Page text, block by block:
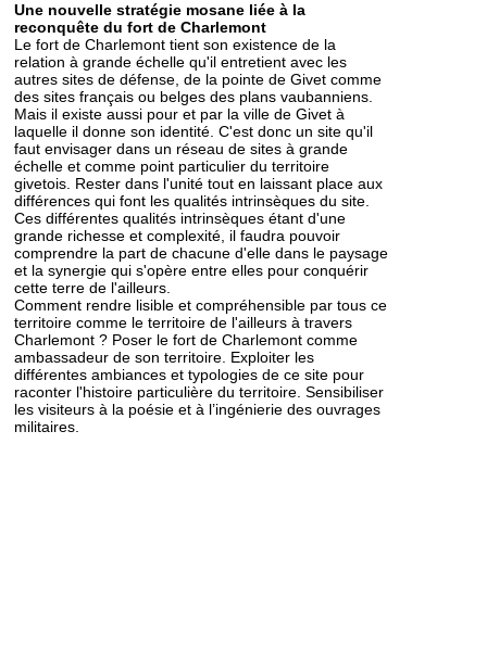
Une nouvelle stratégie mosane liée à la
reconquête du fort de Charlemont
Le fort de Charlemont tient son existence de la
relation à grande échelle qu'il entretient avec les
autres sites de défense, de la pointe de Givet comme
des sites français ou belges des plans vaubanniens.
Mais il existe aussi pour et par la ville de Givet à
laquelle il donne son identité. C'est donc un site qu'il
faut envisager dans un réseau de sites à grande
échelle et comme point particulier du territoire
givetois. Rester dans l'unité tout en laissant place aux
différences qui font les qualités intrinsèques du site.
Ces différentes qualités intrinsèques étant d'une
grande richesse et complexité, il faudra pouvoir
comprendre la part de chacune d'elle dans le paysage
et la synergie qui s'opère entre elles pour conquérir
cette terre de l'ailleurs.
Comment rendre lisible et compréhensible par tous ce
territoire comme le territoire de l'ailleurs à travers
Charlemont ? Poser le fort de Charlemont comme
ambassadeur de son territoire. Exploiter les
différentes ambiances et typologies de ce site pour
raconter l'histoire particulière du territoire. Sensibiliser
les visiteurs à la poésie et à l’ingénierie des ouvrages
militaires.